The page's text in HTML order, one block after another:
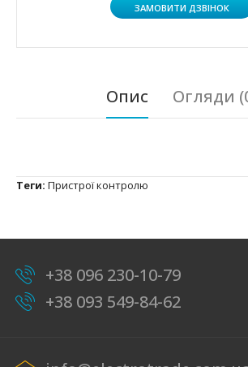
ЗАМОВИТИ ДЗВІНОК
Опис Огляди
Теги: Пристрої контролю
+38 096 230-10-79
+38 093 549-84-62